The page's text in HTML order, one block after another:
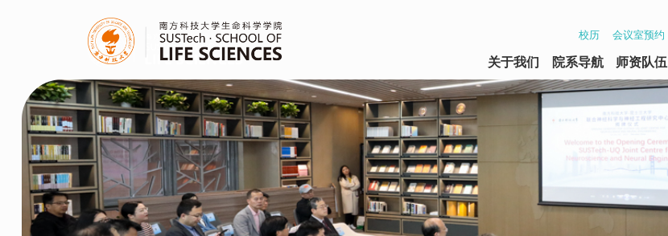
校历 会议室预约
关于我们 院系导航 师资队伍